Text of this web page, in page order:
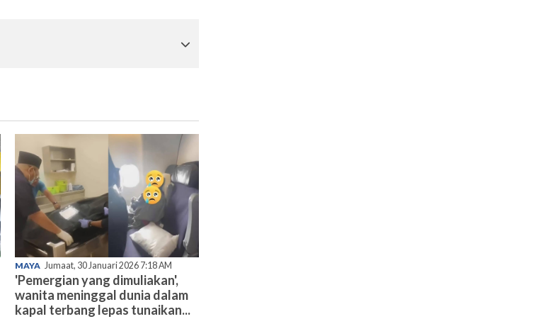
MAYA Jumaat, 30 Januari 2026 7:18 AM
'Pemergian yang dimuliakan',
wanita meninggal dunia dalam
kapal terbang lepas tunaikan...